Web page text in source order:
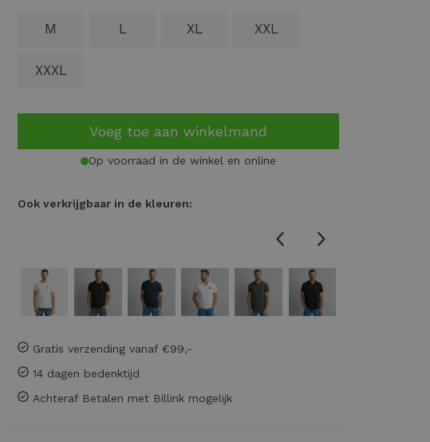
M L XL XXL
XXXL
Voeg toe aan winkelmand
Op voorraad in de winkel en online
Ook verkrijgbaar in de kleuren:
Gratis verzending vanaf €99,-
14 dagen bedenktijd
Achteraf Betalen met Billink mogelijk